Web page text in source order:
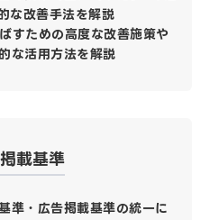
な改善手法を解説
すための高度な改善施策や
な活用方法を解説
載基準
準・広告掲載基準の統一に